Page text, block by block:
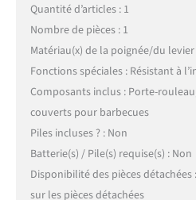
Quantité d’articles : 1
Nombre de pièces : 1
Matériau(x) de la poignée/du
Fonctions spéciales : Résistant à
Composants inclus : Porte-
couverts pour barbecues
Piles incluses ? : Non
Batterie(s) / Pile(s) requise(s) : Non
Disponibilité des pièces
sur les pièces détachées